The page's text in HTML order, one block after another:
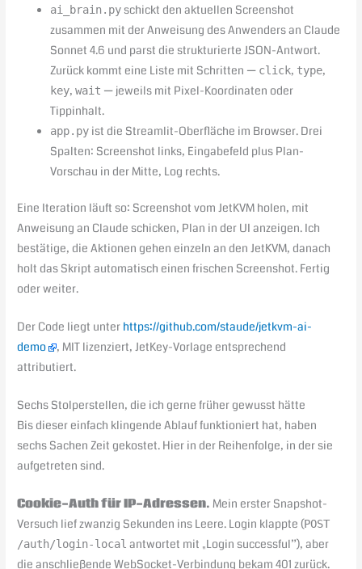
ai_brain.py schickt den aktuellen Screenshot
zusammen mit der Anweisung des Anwenders an Claude
Sonnet 4.6 und parst die strukturierte JSON-Antwort.
Zurück kommt eine Liste mit Schritten — click, type,
key,wait — jeweils mit Pixel-Koordinaten oder
Tippinhalt.
app.py ist die Streamlit-Oberfläche im Browser. Drei
Spalten: Screenshot links, Eingabefeld plus Plan-
Vorschau in der Mitte, Log rechts.
Eine Iteration läuft so: Screenshot vom JetKVM holen, mit
Anweisung an Claude schicken, Plan in der UI anzeigen. Ich
bestätige, die Aktionen gehen einzeln an den JetKVM, danach
holt das Skript automatisch einen frischen Screenshot. Fertig
oder weiter.
Der Code liegt unter https://github.com/staude/jetkvm-ai-
demo
, MIT lizenziert, JetKey-Vorlage entsprechend
attributiert.
Sechs Stolperstellen, die ich gerne früher gewusst hätte
Bis dieser einfach klingende Ablauf funktioniert hat, haben
sechs Sachen Zeit gekostet. Hier in der Reihenfolge, in der sie
aufgetreten sind.
Cookie-Auth für IP-Adressen. Mein erster Snapshot-
Versuch lief zwanzig Sekunden ins Leere. Login klappte (POST
/auth/login-local antwortet mit „Login successful”), aber
die anschließende WebSocket-Verbindung bekam 401 zurück.